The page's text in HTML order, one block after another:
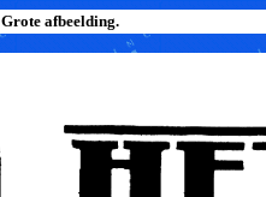
Grote afbeelding.